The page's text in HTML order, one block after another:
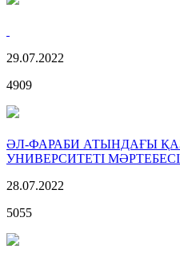
29.07.2022
4909
ӘЛ-ФАРАБИ АТЫНДАҒЫ
УНИВЕРСИТЕТІ МӘРТЕБЕСІ
28.07.2022
5055